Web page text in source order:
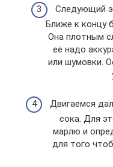
Следующий
Ближе к концу
Она плотным
её надо
или шумовки.
Двигаемся
сока. Для
марлю и
для того